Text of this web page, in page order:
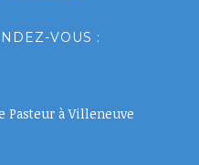
VOUS :
Pasteur à Villeneuve